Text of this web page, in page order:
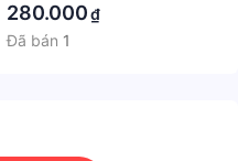
280.000₫
Đã bán 1